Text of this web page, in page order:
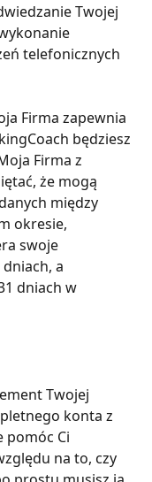
Twojej
telefonicznych
Firma zapewnia
będziesz
Firma z
że mogą
między
okresie,
swoje
a
dniach w
Twojej
konta z
Ci
na to, czy